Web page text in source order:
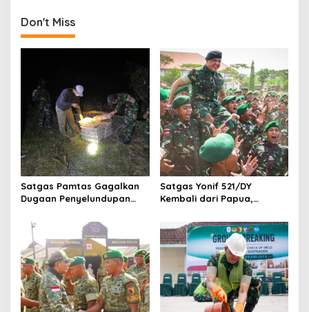
t
n
a
t
i
o
n
Don't Miss
Satgas Pamtas Gagalkan
Dugaan Penyelundupan
Malaysia
Satgas Yonif 521/DY
Kembali dari Papua,
Hadirkan Rasa Aman